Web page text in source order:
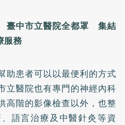
臺中市立醫院全都罩 集結
服務
助患者可以以最便利的方式
立醫院也有專門的神經內科
高階的影像檢查以外，也整
語言治療及中醫針灸等資